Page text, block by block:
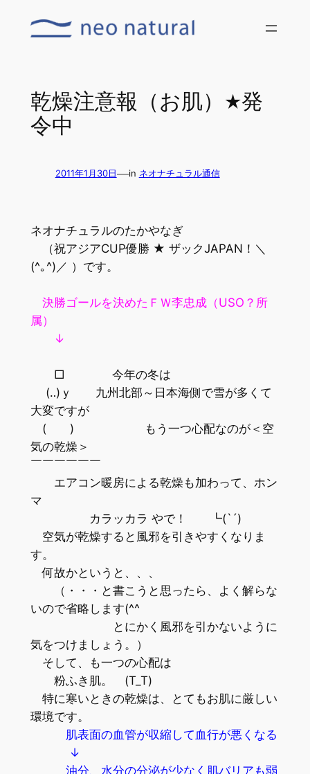
乾燥注意報（お肌）★発
令中
2011年1月30日 —in ネオナチュラル通信
ネオナチュラルのたかやなぎ
（祝アジアCUP優勝 ★ ザックJAPAN！＼
(^｡^)／ ）です。
決勝ゴールを決めたＦＷ李忠成（USO？所
属）
↓
□ 今年の冬は
(‥)ｙ 九州北部～日本海側で雪が多くて
大変ですが
( ) もう一つ心配なのが＜空
気の乾燥＞
￣￣￣￣￣￣
エアコン暖房による乾燥も加わって、ホン
マ
カラッカラ やで！ ┗(`´)
空気が乾燥すると風邪を引きやすくなりま
す。
何故かというと、、、
（・・・と書こうと思ったら、よく解らな
いので省略します(^^ゞ
とにかく風邪を引かないように
気をつけましょう。）
そして、も一つの心配は
粉ふき肌。 (T_T)
特に寒いときの乾燥は、とてもお肌に厳しい
環境です。
肌表面の血管が収縮して血行が悪くなる
↓
油分、水分の分泌が少なく肌バリアも弱